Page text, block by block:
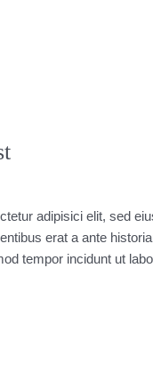
adipisici elit, sed
erat a ante
tempor incidunt ut